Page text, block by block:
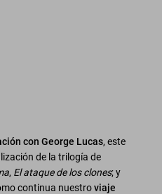
con George Lucas, este
de la trilogía de
, El ataque de los clones; y
continua nuestroviaje